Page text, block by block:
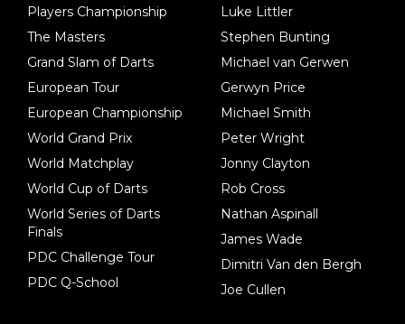
Players Championship
The Masters
Grand Slam of Darts
European Tour
European Championship
World Grand Prix
World Matchplay
World Cup of Darts
World Series of Darts
Finals
PDC Challenge Tour
PDC Q-School
Luke Littler
Stephen Bunting
Michael van Gerwen
Gerwyn Price
Michael Smith
Peter Wright
Jonny Clayton
Rob Cross
Nathan Aspinall
James Wade
Dimitri Van den Bergh
Joe Cullen